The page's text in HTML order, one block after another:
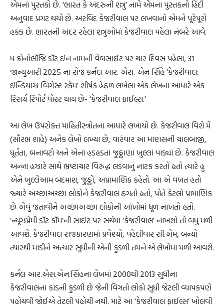
એમનાં પુસ્તકો છે. ‘ભારત કે અંદરુની શત્રુ’ નામે એમના પુસ્તકનો હિંદી
અનુવાદ પ્રગટ થયો છે. અરવિંદ કેજરીવાલ પર લખવાનો એમને પૂરેપૂરો
હક્ક છે. ભારતની અંદર રહેલા શત્રુઓમાં કેજરીવાલ પહેલા નંબરે આવે.
ધ ક્રોનોલૉજિ ડૉટ ઈન નામની વેબસાઈટ પર ચાર દિવસ પહેલાં, 31
જાન્યુઆરી 2025 ના રોજ કર્નલ આર. એસ. એન સિંહે ‘કેજરીવાલ:
ઈન્ડિયાઝ બિગેસ્ટ સ્કેમ’ શીર્ષક હેઠળ લખેલા એક લેખના આધારે એક
રિસર્ચ રિપોર્ટ પોસ્ટ થાય છે- ‘કેજરીવાલ ફાઈલ્સ.’
આ લેખ ઉપરોક્ત માહિતીસ્ત્રોતના આધારે લખાયો છે. કેજરીવાલ વિશે મેં
(સૌરભ શાહે) અનેક લેખો લખ્યા છે, વારંવાર આ માણસની ચાલબાજી,
ધૂર્તતા, બનાવટો અને એનાં હડહડતાં જુઠ્ઠાણાં ખુલ્લાં પાડ્યાં છે. કેજરીવાલ
અન્ના હઝારે સાથે ભ્રષ્ટાચાર વિરુદ્ધ લડવાનું નાટક કરતો હતો ત્યારે હું
એને ખુલ્લેઆમ બદમાશ, જુઠ્ઠો, અપ્રામાણિક કહેતો. આ એ વખત હતો
જ્યારે અચ્છાઅચ્છા લોકોને કેજરીવાલ ઠગતો હતો, પોતે કેટલો પ્રામાણિક
છે એવું જતાવીને અચ્છાઅચ્છા લોકોની આંખોમાં ધૂળ નાખતો હતો.
‘ન્યૂઝપ્રેમી ડૉટ કૉમ’ની સાઈટ પર સર્ચમાં ‘કેજરીવાલ’ નાખશો તો બધું મળી
આવશે. કેજરીવાલ રાજકારણમાં પ્રવેશ્યો, પહેલીવાર સી.એમ, બન્યો
ત્યારથી માંડીને અત્યાર સુધીની એની કુંડળી તમને એ લેખોમાં મળી આવશે.
કર્નલ આર.એસ.એન.સિંહના લેખમાં 2000થી 2013 સુધીના
કેજરીવાલના કાંડની કુંડળી છે જેની વિગતો લોકો સુધી જેટલી વ્યાપકપણે
પહોંચવી જોઈએ તેટલી પહોંચી નથી. માટે આ ‘કેજરીવાલ ફાઈલ્સ’ ખોલવી